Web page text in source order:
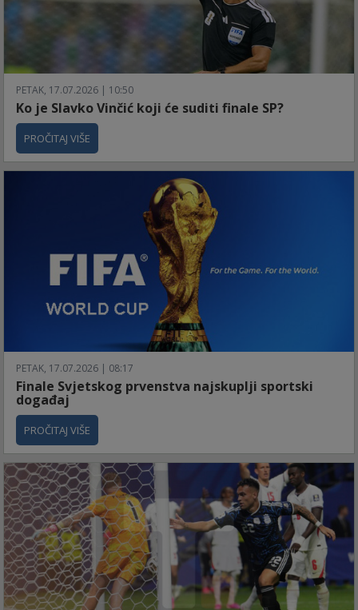
PETAK, 17.07.2026 | 10:50
Ko je Slavko Vinčić koji će suditi finale SP?
PROČITAJ VIŠE
PETAK, 17.07.2026 | 08:17
Finale Svjetskog prvenstva najskuplji sportski
događaj
PROČITAJ VIŠE